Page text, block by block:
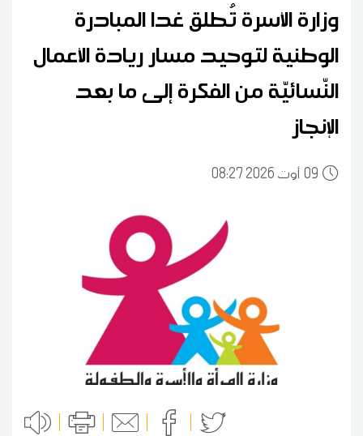
وزارة الأسرة تُطلق غدا المبادرة
الوطنية لتوحيد مسار ريادة الأعمال
النّسائيّة من الفكرة إلى ما بعد
الإنجاز
0908:27 2026 أوت